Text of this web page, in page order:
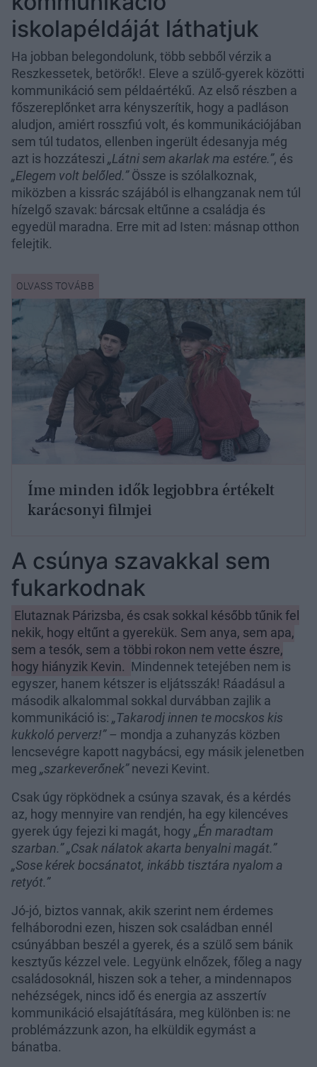
iskolapéldáját láthatjuk
Ha jobban belegondolunk, több sebből vérzik a
Reszkessetek, betörők!. Eleve a szülő-gyerek közötti
kommunikáció sem példaértékű. Az első részben a
főszereplőnket arra kényszerítik, hogy a padláson
aludjon, amiért rosszfiú volt, és kommunikációjában
sem túl tudatos, ellenben ingerült édesanyja még
azt is hozzáteszi „Látni sem akarlak ma estére.”, és
„Elegem volt belőled.”Össze is szólalkoznak,
miközben a kissrác szájából is elhangzanak nem túl
hízelgő szavak: bárcsak eltűnne a családja és
egyedül maradna. Erre mit ad Isten: másnap otthon
felejtik.
Íme minden idők legjobbra értékelt
karácsonyi filmjei
A csúnya szavakkal sem
fukarkodnak
Elutaznak Párizsba, és csak sokkal később tűnik fel
nekik, hogy eltűnt a gyerekük. Sem anya, sem apa,
sem a tesók, sem a többi rokon nem vette észre,
hogy hiányzik Kevin. Mindennek tetejében nem is
egyszer, hanem kétszer is eljátsszák! Ráadásul a
második alkalommal sokkal durvábban zajlik a
kommunikáció is: „Takarodj innen te mocskos kis
kukkoló perverz!”– mondja a zuhanyzás közben
lencsevégre kapott nagybácsi, egy másik jelenetben
meg „szarkeverőnek”nevezi Kevint.
Csak úgy röpködnek a csúnya szavak, és a kérdés
az, hogy mennyire van rendjén, ha egy kilencéves
gyerek úgy fejezi ki magát, hogy „Én maradtam
szarban.” „Csak nálatok akarta benyalni magát.”
„Sose kérek bocsánatot, inkább tisztára nyalom a
retyót.”
Jó-jó, biztos vannak, akik szerint nem érdemes
felháborodni ezen, hiszen sok családban ennél
csúnyábban beszél a gyerek, és a szülő sem bánik
kesztyűs kézzel vele. Legyünk elnőzek, főleg a nagy
családosoknál, hiszen sok a teher, a mindennapos
nehézségek, nincs idő és energia az asszertív
kommunikáció elsajátítására, meg különben is: ne
problémázzunk azon, ha elküldik egymást a
bánatba.